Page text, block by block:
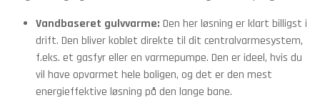
Vandbaseret gulvvarme: Den her løsning er klart billigst i
drift. Den bliver koblet direkte til dit centralvarmesystem,
f.eks. et gasfyr eller en varmepumpe. Den er ideel, hvis du
vil have opvarmet hele boligen, og det er den mest
energieffektive løsning på den lange bane.